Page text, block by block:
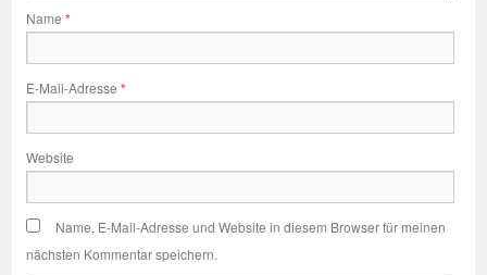
Name *
E-Mail-Adresse *
Website
Name, E-Mail-Adresse und Website in diesem Browser für meinen
nächsten Kommentar speichern.